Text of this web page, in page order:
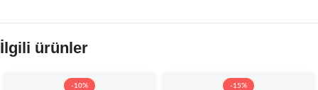
İlgili ürünler
-10% -15%